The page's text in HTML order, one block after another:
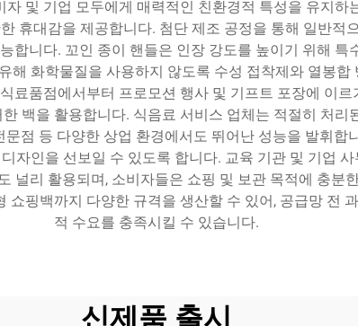
및 기업 모두에게 매력적인 친환경적 특성을 유지
휴대감을 제공합니다. 첨단 제조 공정을 통해 일반적
합니다. 꼬인 종이 핸들은 인장 강도를 높이기 위해
해 화학물질을 사용하지 않도록 수성 접착제와 열봉
료품점에서부터 프로모션 행사 및 기프트 포장에 이
백을 활용합니다. 식음료 서비스 업체는 적절히 처
점 등 다양한 상업 환경에서도 뛰어난 성능을 발휘
자인을 선보일 수 있도록 합니다. 교육 기관 및 기업
널리 활용되며, 소비자들은 쇼핑 및 보관 목적에 충분
핑백까지 다양한 규격을 생산할 수 있어, 공급망 전
적 수요를 충족시킬 수 있습니다.
신제품 출시